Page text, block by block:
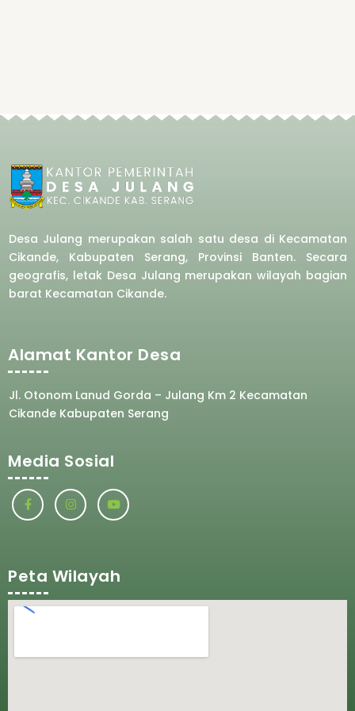
Desa Julang merupakan salah satu desa di Kecamatan
Cikande, Kabupaten Serang, Provinsi Banten. Secara
geografis, letak Desa Julang merupakan wilayah bagian
barat Kecamatan Cikande.
Alamat Kantor Desa
Jl. Otonom Lanud Gorda – Julang Km 2 Kecamatan
Cikande Kabupaten Serang
Media Sosial
Peta Wilayah